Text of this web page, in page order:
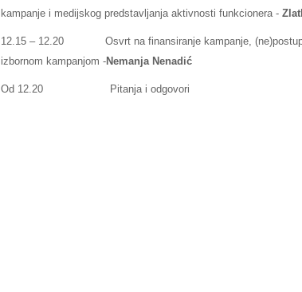
kampanje i medijskog predstavljanja aktivnosti funkcionera -
12.15 – 12.20 Osvrt na finansiranje kampanje,
izbornom kampanjom -Nemanja Nenadić
Od 12.20 Pitanja i odgovori